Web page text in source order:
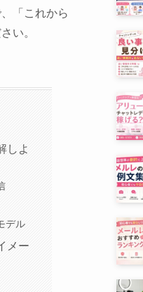
「これから
い。
しよ
デル
メー